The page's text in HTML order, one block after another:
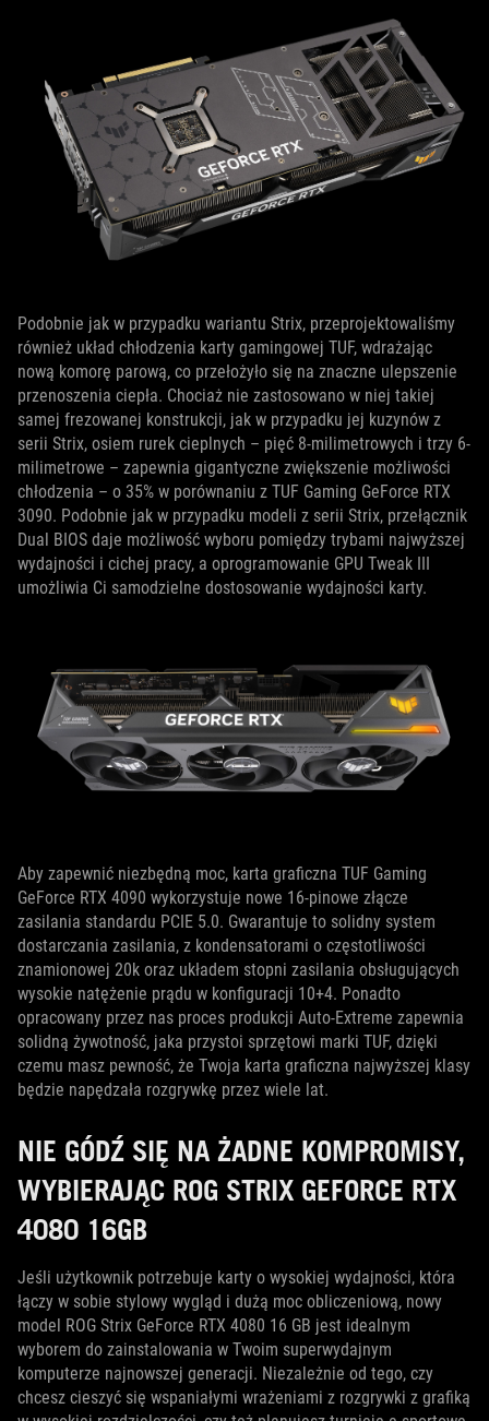
Podobnie jak w przypadku wariantu Strix, przeprojektowaliśmy
również układ chłodzenia karty gamingowej TUF, wdrażając
nową komorę parową, co przełożyło się na znaczne ulepszenie
przenoszenia ciepła. Chociaż nie zastosowano w niej takiej
samej frezowanej konstrukcji, jak w przypadku jej kuzynów z
serii Strix, osiem rurek cieplnych – pięć 8-milimetrowych i trzy 6-
milimetrowe – zapewnia gigantyczne zwiększenie możliwości
chłodzenia – o 35% w porównaniu z TUF Gaming GeForce RTX
3090. Podobnie jak w przypadku modeli z serii Strix, przełącznik
Dual BIOS daje możliwość wyboru pomiędzy trybami najwyższej
wydajności i cichej pracy, a oprogramowanie GPU Tweak III
umożliwia Ci samodzielne dostosowanie wydajności karty.
Aby zapewnić niezbędną moc, karta graficzna TUF Gaming
GeForce RTX 4090 wykorzystuje nowe 16-pinowe złącze
zasilania standardu PCIE 5.0. Gwarantuje to solidny system
dostarczania zasilania, z kondensatorami o częstotliwości
znamionowej 20k oraz układem stopni zasilania obsługujących
wysokie natężenie prądu w konfiguracji 10+4. Ponadto
opracowany przez nas proces produkcji Auto-Extreme zapewnia
solidną żywotność, jaka przystoi sprzętowi marki TUF, dzięki
czemu masz pewność, że Twoja karta graficzna najwyższej klasy
będzie napędzała rozgrywkę przez wiele lat.
NIE GÓDŹ SIĘ NA ŻADNE KOMPROMISY,
WYBIERAJĄC ROG STRIX GEFORCE RTX
4080 16GB
Jeśli użytkownik potrzebuje karty o wysokiej wydajności, która
łączy w sobie stylowy wygląd i dużą moc obliczeniową, nowy
model ROG Strix GeForce RTX 4080 16 GB jest idealnym
wyborem do zainstalowania w Twoim superwydajnym
komputerze najnowszej generacji. Niezależnie od tego, czy
chcesz cieszyć się wspaniałymi wrażeniami z rozgrywki z grafiką